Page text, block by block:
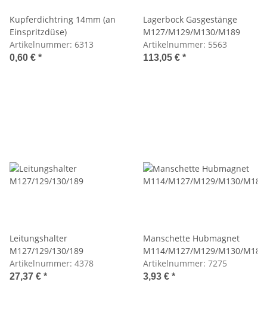
Kupferdichtring 14mm (an
Einspritzdüse)
Artikelnummer: 6313
0,60 € *
Lagerbock Gasgestänge
M127/M129/M130/M189
Artikelnummer: 5563
113,05 € *
Leitungshalter
M127/129/130/189
Artikelnummer: 4378
27,37 € *
Manschette Hubmagnet
M114/M127/M129/M130/M189
Artikelnummer: 7275
3,93 € *